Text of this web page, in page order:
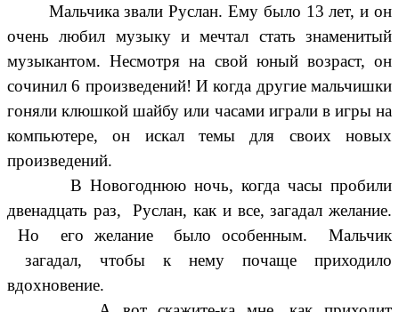
Мальчика звали Руслан. Ему было 13 лет, и он
очень любил музыку и мечтал стать знаменитый
музыкантом. Несмотря на свой юный возраст, он
сочинил 6 произведений! И когда другие мальчишки
гоняли клюшкой шайбу или часами играли в игры на
компьютере, он искал темы для своих новых
произведений.
В Новогоднюю ночь, когда часы пробили
двенадцать раз, Руслан, как и все, загадал желание.
Но его желание было особенным. Мальчик
загадал, чтобы к нему почаще приходило
вдохновение.